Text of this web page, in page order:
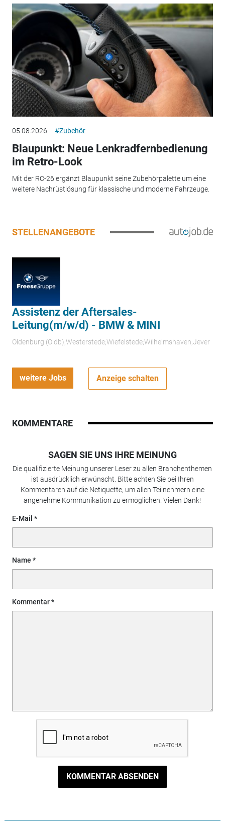
05.08.2026 #Zubehör
Blaupunkt: Neue Lenkradfernbedienung
im Retro-Look
Mit der RC-26 ergänzt Blaupunkt seine Zubehörpalette um eine
weitere Nachrüstlösung für klassische und moderne Fahrzeuge.
STELLENANGEBOTE
Assistenz der Aftersales-
Leitung(m/w/d) - BMW & MINI
Oldenburg (Oldb);Westerstede;Wiefelstede;Wilhelmshaven;Jever
weitere Jobs Anzeige schalten
KOMMENTARE
SAGEN SIE UNS IHRE MEINUNG
Die qualifizierte Meinung unserer Leser zu allen Branchenthemen
ist ausdrücklich erwünscht. Bitte achten Sie bei Ihren
Kommentaren auf die Netiquette, um allen Teilnehmern eine
angenehme Kommunikation zu ermöglichen. Vielen Dank!
E-Mail
Name
Kommentar
KOMMENTAR ABSENDEN